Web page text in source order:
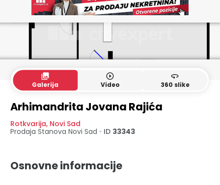
2. sprat Potkrovlje
collections
Galerija
play_circle_outline
Video
360
360 slike
Arhimandrita Jovana Rajića
Rotkvarija, Novi Sad
Prodaja Stanova Novi Sad • ID 33343
Osnovne informacije